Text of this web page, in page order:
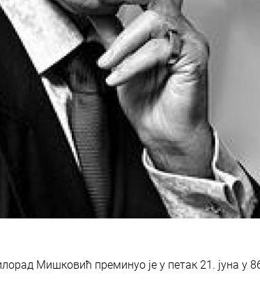
Мишковић преминуо је у петак 21. јуна у